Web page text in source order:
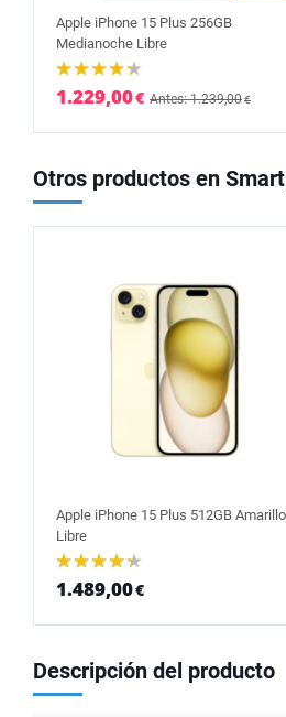
Apple iPhone 15 Plus 256GB
Medianoche Libre
1.229,00€ Antes: 1.239,00€
Otros productos en
Apple iPhone 15 Plus 512GB Amarillo
Libre
1.489,00€
Descripción del producto